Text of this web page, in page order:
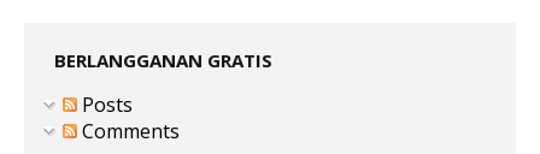
BERLANGGANAN GRATIS
Posts
Comments